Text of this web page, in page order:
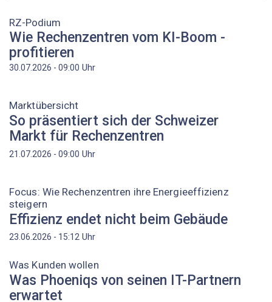
RZ-Podium
Wie Rechenzentren vom KI-Boom ­
profitieren
30.07.2026 - 09:00 Uhr
Marktübersicht
So präsentiert sich der Schweizer
Markt für Rechenzentren
21.07.2026 - 09:00 Uhr
Focus: Wie Rechenzentren ihre Energieeffizienz
steigern
Effizienz endet nicht beim Gebäude
23.06.2026 - 15:12 Uhr
Was Kunden wollen
Was Phoeniqs von seinen IT-Partnern
erwartet